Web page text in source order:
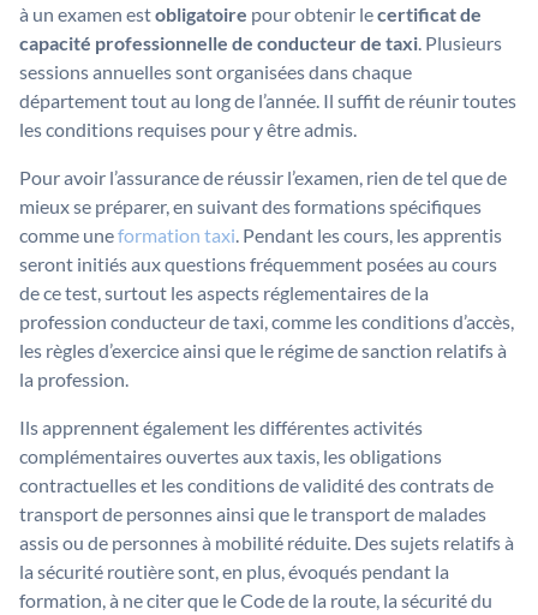
à un examen estobligatoire pour obtenir lecertificat de
capacité professionnelle de conducteur de taxi . Plusieurs
sessions annuelles sont organisées dans chaque
département tout au long de l’année. Il suffit de réunir toutes
les conditions requises pour y être admis.
Pour avoir l’assurance de réussir l’examen, rien de tel que de
mieux se préparer, en suivant des formations spécifiques
comme uneformation taxi . Pendant les cours, les apprentis
seront initiés aux questions fréquemment posées au cours
de ce test, surtout les aspects réglementaires de la
profession conducteur de taxi, comme les conditions d’accès,
les règles d’exercice ainsi que le régime de sanction relatifs à
la profession.
Ils apprennent également les différentes activités
complémentaires ouvertes aux taxis, les obligations
contractuelles et les conditions de validité des contrats de
transport de personnes ainsi que le transport de malades
assis ou de personnes à mobilité réduite. Des sujets relatifs à
la sécurité routière sont, en plus, évoqués pendant la
formation, à ne citer que le Code de la route, la sécurité du